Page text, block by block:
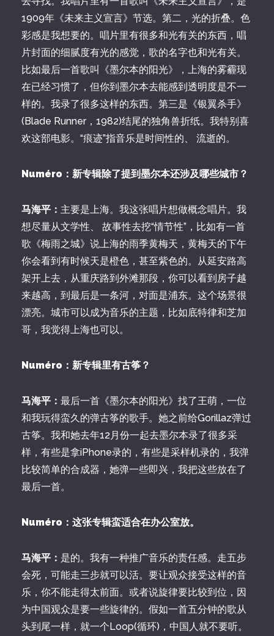
1909年《未来主义宣言》节选。第二，光的折叠。色
彩感是我想要的。唱片里有很多和光有关的东西，唱
片封面的细腻度有光的感觉，歌的名字也和光有关。
比如最后一首歌叫《墨尔本的阳光》，上海的雾霾现
在已经习惯了，但你到墨尔本去能感到透明度是不一
样的。我录了很多这样的东西。第三是《银翼杀手》
(Blade Runner，1982)结尾的独角兽折纸。我特别喜
欢这部电影。“痕迹”指音乐是时间性的、 流逝的。
Numéro：新专辑除了提到墨尔本还涉及哪些城市？
马海平： 主要是上海。我这张唱片想做概念唱片。我
想尽量从文学性、 故事性去挖“情节性”，比如有一首
歌《梅雨之城》说上海的雨季黄梅天，黄梅天的下午
你会看到有时候天是橙色，甚至紫色的。从延安路高
架开上去，从重庆路到外滩那段，你可以看到房子越
来越高，到最后是一条河，对面是浦东。这个场景很
漂亮。城市可以成为音乐的主题，比如底特律和芝加
哥，我觉得上海也可以。
Numéro：新专辑里有古筝？
马海平： 最后一首《墨尔本的阳光》找了王萌，一位
和我玩得蛮久的弹古筝的歌手。她之前给Gorillaz弹过
古筝。我和她去年12月份一起去墨尔本录了很多采
样，有些是拿iPhone录的，有些是采样机录的，我弹
比较简单的合成器，她弹一些即兴，我把这些放在了
最后一首。
Numéro：这张专辑蛮适合在办公室放。
马海平： 是的。我有一种推广音乐的责任感。走五步
会死，可能走三步就可以活。要让观众接受这样的音
乐，你不能走得太前面。或者说旋律要比较到位，因
为中国观众是要一些旋律的。假如一首五分钟的歌从
头到尾一样，就一个Loop(循环)，中国人就不要听。